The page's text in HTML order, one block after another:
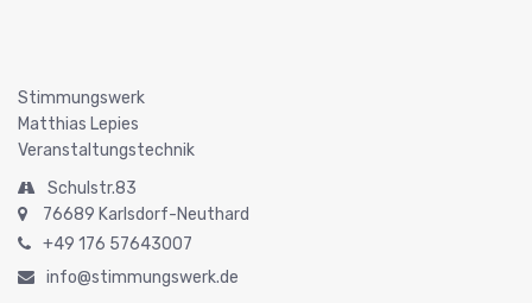
Stimmungswerk
Matthias Lepies
Veranstaltungstechnik
Schulstr.83
76689 Karlsdorf-Neuthard
+49 176 57643007
info@stimmungswerk.de